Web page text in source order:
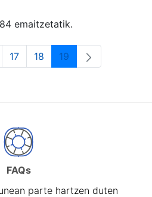
emaitzetatik.
Pages Use TAB to
Orrialdea
17 Orrialdea
18 Orrialdea
19
FAQs
parte hartzen duten